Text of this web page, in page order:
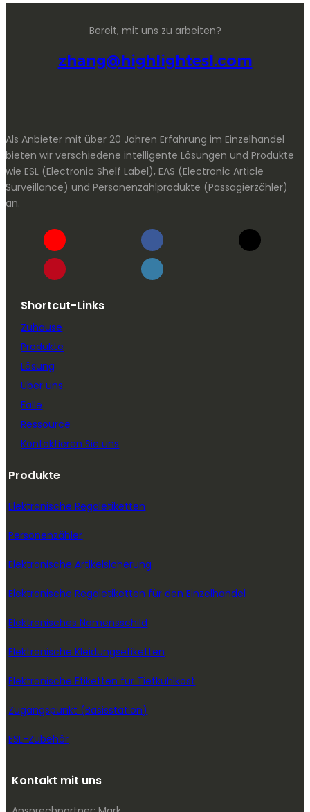
Bereit, mit uns zu arbeiten?
zhang@highlightesl.com
Als Anbieter mit über 20 Jahren Erfahrung im Einzelhandel
bieten wir verschiedene intelligente Lösungen und Produkte
wie ESL (Electronic Shelf Label), EAS (Electronic Article
Surveillance) und Personenzählprodukte (Passagierzähler)
an.
Shortcut-Links
Zuhause
Produkte
Lösung
Über uns
Fälle
Ressource
Kontaktieren Sie uns
Produkte
Elektronische Regaletiketten
Personenzähler
Elektronische Artikelsicherung
Elektronische Regaletiketten für den Einzelhandel
Elektronisches Namensschild
Elektronische Kleidungsetiketten
Elektronische Etiketten für Tiefkühlkost
Zugangspunkt (Basisstation)
ESL-Zubehör
Kontakt mit uns